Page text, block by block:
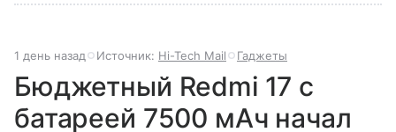
1 день назад Источник: Hi-Tech Mail Гаджеты
Бюджетный Redmi 17 с
батареей 7500 мАч начал